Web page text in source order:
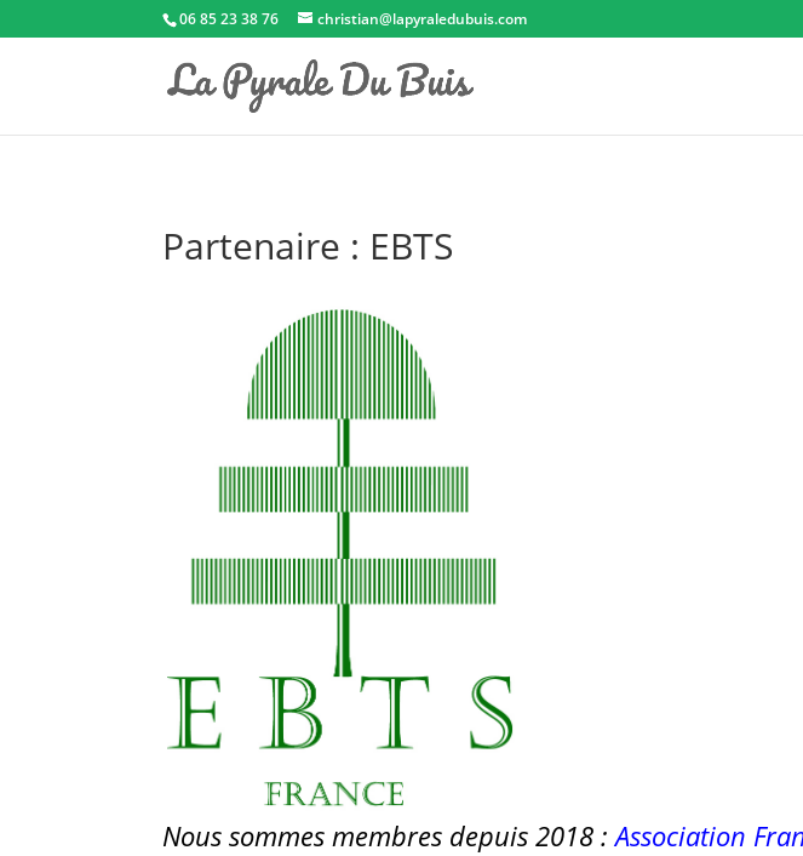
06 85 23 38 76 christian@lapyraledubuis.com
Partenaire : EBTS
Nous sommes membres depuis 2018 : Association